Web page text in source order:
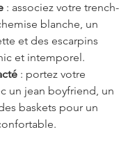
: associez votre trench-
blanche, un
et des escarpins
et intemporel.
: portez votre
un jean boyfriend, un
baskets pour un